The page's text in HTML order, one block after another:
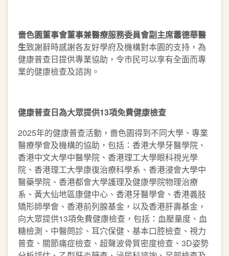
嗇色園董事會董事兼醫療服務委員會副主席蕭德華醫
生致謝辭時感謝各友好學府及機構對本園的支持，為
健康普查日提供專業協助，令市民可以享有全面而專
業的健康檢查及諮詢。
健康普查日為大眾提供13項免費健康檢查
2025年的健康普查活動，嗇色園得到不同大學、專業
醫療學會及機構的協助，包括：香港大學牙醫學院、
香港中文大學中醫學院、香港理工大學眼科視光學
院、香港理工大學康復治療科學系、香港浸會大學中
醫藥學院、香港都會大學護理及健康學院物理治療
系、黃大仙地區康健中心、香港牙醫學會、香港義肢
矯形師學會、香港前列腺基金，以及香港肝壽基金，
向大眾提供13項免費健康檢查，包括：血壓量度、血
糖檢測、中醫問診、耳穴保健、基本口腔檢查、視力
普查、關節痛症檢查、超聲波骨質密度檢查、3D姿勢